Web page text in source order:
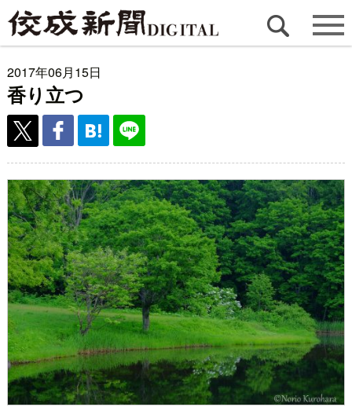
2017年06月15日
香り立つ